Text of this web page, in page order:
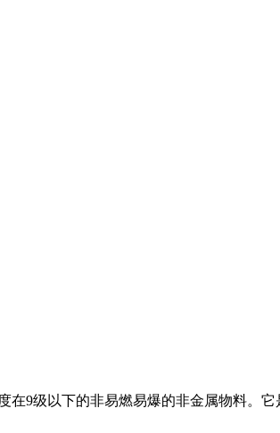
9级以下的非易燃易爆的非金属物料。